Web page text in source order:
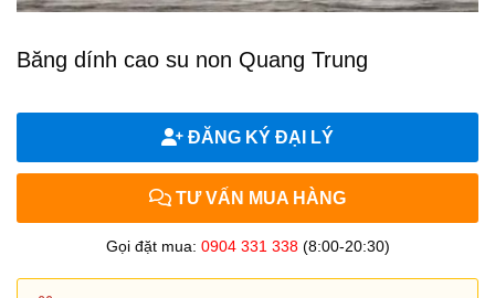
Băng dính cao su non Quang Trung
ĐĂNG KÝ ĐẠI LÝ
TƯ VẤN MUA HÀNG
Gọi đặt mua: 0904 331 338(8:00-20:30)